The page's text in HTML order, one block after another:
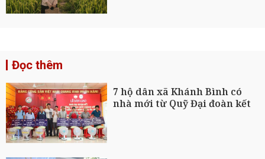
Đọc thêm
7 hộ dân xã Khánh Bình có
nhà mới từ Quỹ Đại đoàn kết